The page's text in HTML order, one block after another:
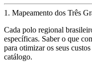
1. Mapeamento dos Três
Cada polo regional
específicas. Saber o que
para otimizar os seus
catálogo.